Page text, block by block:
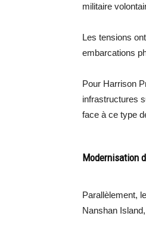
militaire
Les tensions
embarcations
Pour Harrison
infrastructures
face à ce type
Modernisation
Parallèlement,
Nanshan